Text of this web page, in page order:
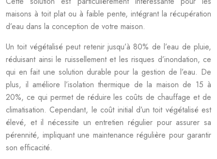
maisons à toit plat ou à faible pente, intégrant la récupération
d’eau dans la conception de votre maison.
Un toit végétalisé peut retenir jusqu’à 80% de l’eau de pluie,
réduisant ainsi le ruissellement et les risques d’inondation, ce
qui en fait une solution durable pour la gestion de l’eau. De
plus, il améliore l’isolation thermique de la maison de 15 à
20%, ce qui permet de réduire les coûts de chauffage et de
climatisation. Cependant, le coût initial d’un toit végétalisé est
élevé, et il nécessite un entretien régulier pour assurer sa
pérennité, impliquant une maintenance régulière pour garantir
son efficacité.